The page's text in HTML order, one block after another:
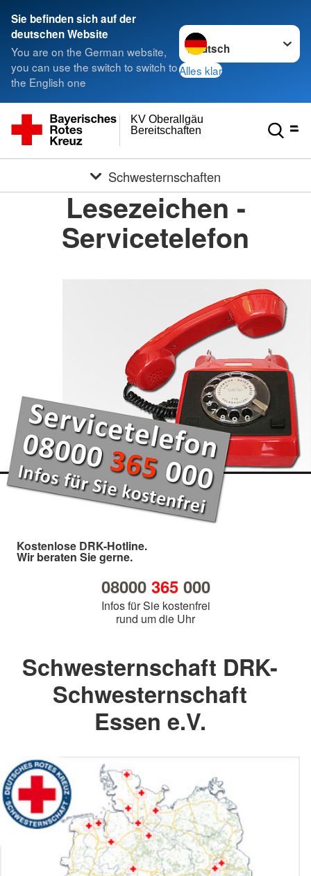
Sie befinden sich auf der
deutschen Website
You are on the German website,
you can use the switch to switch to
the English one
Sprache wechseln zu
Alles klar
Bereitschaften
KV Oberallgäu
Schwesternschaften
Lesezeichen -
Servicetelefon
Kostenlose DRK-Hotline.
Wir beraten Sie gerne.
08000 365000
Infos für Sie kostenfrei
rund um die Uhr
Schwesternschaft DRK-
Schwesternschaft
Essen e.V.